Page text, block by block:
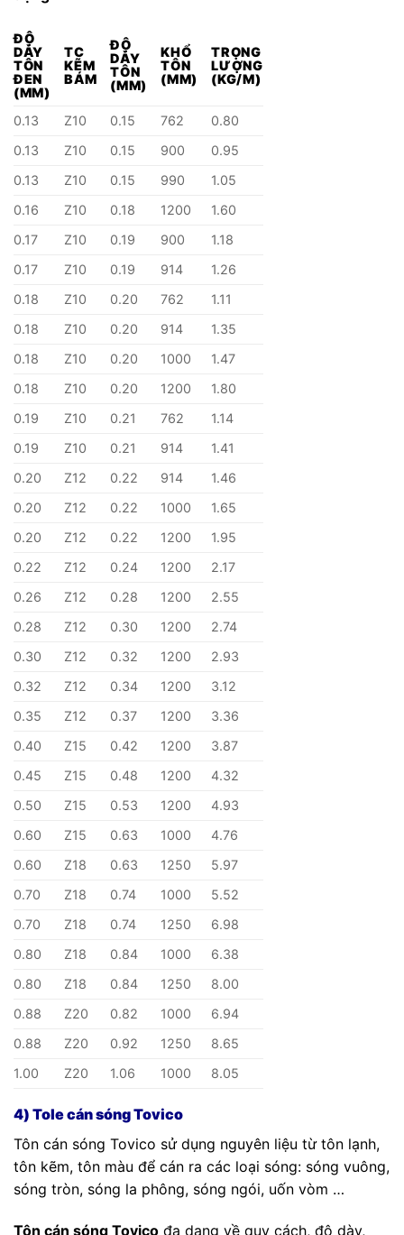
ĐỘ
DÀY
TÔN
ĐEN
(MM)
TC
KẼM
BÁM
ĐỘ
DÀY
TÔN
(MM)
KHỔ
TÔN
(MM)
TRỌNG
LƯỢNG
(KG/M)
0.13 Z10 0.15 762
0.80
0.13
Z10 0.15 900
0.95
0.13
Z10 0.15 990
1.05
0.16
Z10 0.18 1200
1.60
0.17
Z10 0.19 900
1.18
0.17
Z10 0.19 914
1.26
0.18
Z10 0.20 762
1.11
0.18
Z10 0.20 914
1.35
0.18
Z10 0.20 1000
1.47
0.18
Z10 0.20 1200
1.80
0.19
Z10 0.21 762
1.14
0.19
Z10 0.21 914
1.41
0.20
Z12 0.22 914
1.46
0.20
Z12 0.22 1000
1.65
0.20
Z12 0.22 1200
1.95
0.22
Z12 0.24 1200
2.17
0.26
Z12 0.28 1200
2.55
0.28
Z12 0.30 1200
2.74
0.30
Z12 0.32 1200
2.93
0.32
Z12 0.34 1200
3.12
0.35
Z12 0.37 1200
3.36
0.40
Z15 0.42 1200
3.87
0.45
Z15 0.48 1200
4.32
0.50
Z15 0.53 1200
4.93
0.60
Z15 0.63 1000
4.76
0.60
Z18 0.63 1250
5.97
0.70
Z18 0.74 1000
5.52
0.70
Z18 0.74 1250
6.98
0.80
Z18 0.84 1000
6.38
0.80
Z18 0.84 1250
8.00
0.88
Z20 0.82 1000
6.94
0.88
Z20 0.92 1250
8.65
1.00
Z20 1.06 1000 8.05
4) Tole cán sóng Tovico
Tôn cán sóng Tovico sử dụng nguyên liệu từ tôn lạnh,
tôn kẽm, tôn màu để cán ra các loại sóng: sóng vuông,
sóng tròn, sóng la phông, sóng ngói, uốn vòm …
Tôn cán sóng Tovico đa dạng về quy cách, độ dày,